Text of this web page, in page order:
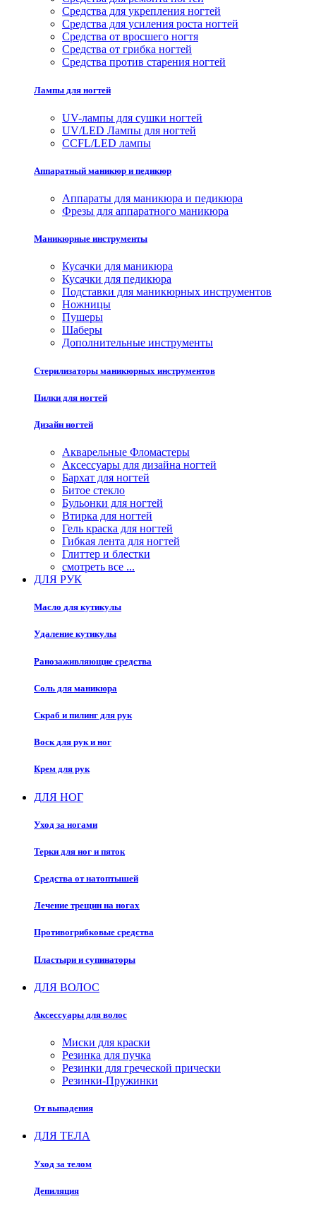
Средства для укрепления ногтей
Средства для усиления роста ногтей
Средства от вросшего ногтя
Средства от грибка ногтей
Средства против старения ногтей
Лампы для ногтей
UV-лампы для сушки ногтей
UV/LED Лампы для ногтей
CCFL/LED лампы
Аппаратный маникюр и педикюр
Аппараты для маникюра и педикюра
Фрезы для аппаратного маникюра
Маникюрные инструменты
Кусачки для маникюра
Кусачки для педикюра
Подставки для маникюрных инструментов
Ножницы
Пушеры
Шаберы
Дополнительные инструменты
Стерилизаторы маникюрных инструментов
Пилки для ногтей
Дизайн ногтей
Акварельные Фломастеры
Аксессуары для дизайна ногтей
Бархат для ногтей
Битое стекло
Бульонки для ногтей
Втирка для ногтей
Гель краска для ногтей
Гибкая лента для ногтей
Глиттер и блестки
смотреть все ...
ДЛЯ РУК
Масло для кутикулы
Удаление кутикулы
Ранозаживляющие средства
Соль для маникюра
Скраб и пилинг для рук
Воск для рук и ног
Крем для рук
ДЛЯ НОГ
Уход за ногами
Терки для ног и пяток
Средства от натоптышей
Лечение трещин на ногах
Противогрибковые средства
Пластыри и супинаторы
ДЛЯ ВОЛОС
Аксессуары для волос
Миски для краски
Резинка для пучка
Резинки для греческой прически
Резинки-Пружинки
От выпадения
ДЛЯ ТЕЛА
Уход за телом
Депиляция